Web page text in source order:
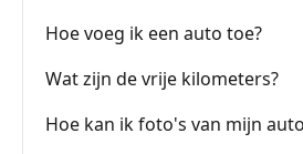
Hoe voeg ik een auto toe?
Wat zijn de vrije kilometers?
Hoe kan ik foto's van mijn